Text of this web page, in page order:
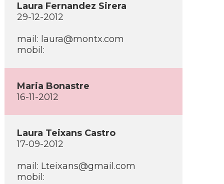
Laura Fernandez Sirera
29-12-2012
mail: laura@montx.com
mobil:
Maria Bonastre
16-11-2012
Laura Teixans Castro
17-09-2012
mail: Lteixans@gmail.com
mobil: